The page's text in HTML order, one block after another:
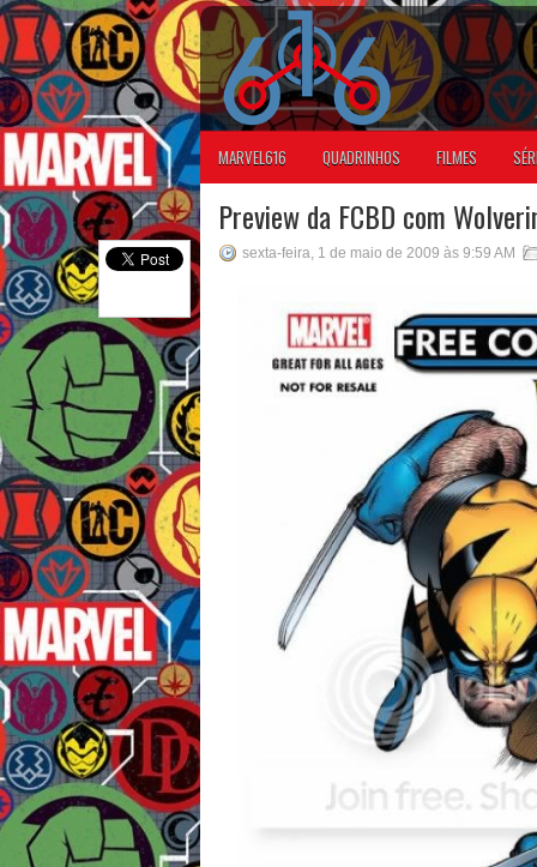
MARVEL616 QUADRINHOS FILMES
Preview da FCBD com
sexta-feira, 1 de maio de 2009 às 9:59 AM